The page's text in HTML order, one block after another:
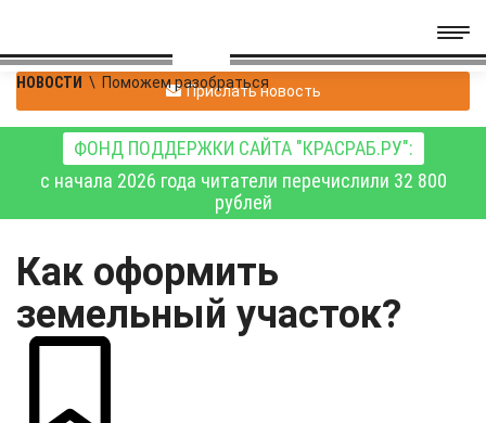
НОВОСТИ \ Поможем разобраться
Прислать новость
ФОНД ПОДДЕРЖКИ САЙТА "КРАСРАБ.РУ":
с начала 2026 года читатели перечислили 32 800
рублей
Как оформить
земельный участок?